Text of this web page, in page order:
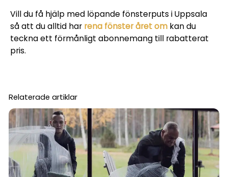
Vill du få hjälp med löpande fönsterputs i Uppsala
så att du alltid har rena fönster året om kan du
teckna ett förmånligt abonnemang till rabatterat
pris.
Relaterade artiklar